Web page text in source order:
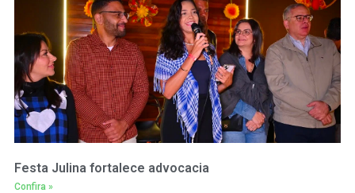
Festa Julina fortalece advocacia
Confira »